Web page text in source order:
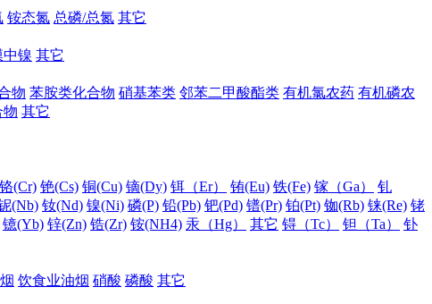
铵态氮 总磷/总氮 其它
中镍 其它
物 苯胺类化合物 硝基苯类 邻苯二甲酸酯类 有机氯农药 有机磷农
物 其它
铬(Cr) 铯(Cs) 铜(Cu) 镝(Dy) 铒（Er） 铕(Eu) 铁(Fe) 镓（Ga）
钆
(Nb) 钕(Nd) 镍(Ni) 磷(P) 铅(Pb) 钯(Pd) 镨(Pr) 铂(Pt) 铷(Rb) 铼(Re) 铑
镱(Yb) 锌(Zn) 锆(Zr) 铵(NH4) 汞（Hg） 其它 锝（Tc） 钽（Ta）
钋
饮食业油烟 硝酸 磷酸 其它